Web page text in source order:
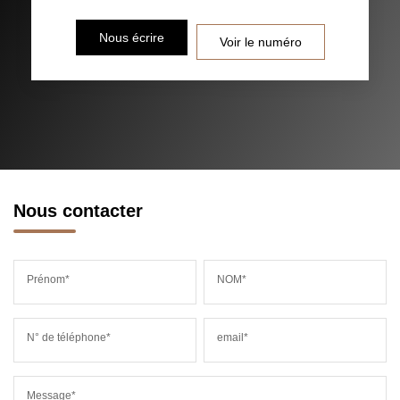
ECOLES ET CRÈCHES
Nous écrire Voir le numéro
Nous contacter
Prénom* NOM*
N° de téléphone* email*
Message*